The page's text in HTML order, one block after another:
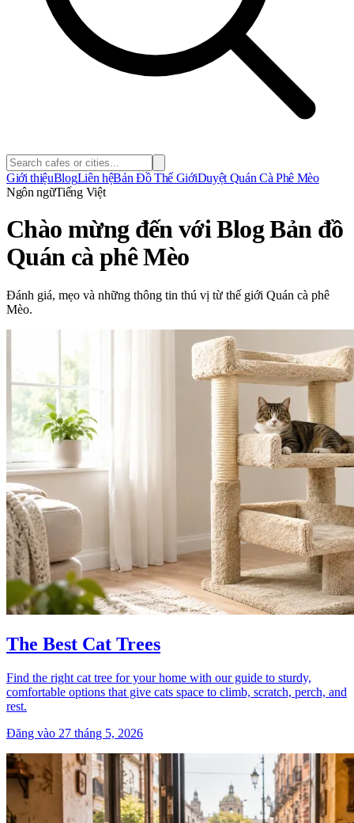
Giới thiệuBlogLiên hệBản Đồ Thế GiớiDuyệt Quán Cà Phê Mèo
Ngôn ngữTiếng Việt
Chào mừng đến với Blog Bản đồ
Quán cà phê Mèo
Đánh giá, mẹo và những thông tin thú vị từ thế giới Quán cà phê
Mèo.
The Best Cat Trees
Find the right cat tree for your home with our guide to sturdy,
comfortable options that give cats space to climb, scratch, perch, and
rest.
Đăng vào 27 tháng 5, 2026